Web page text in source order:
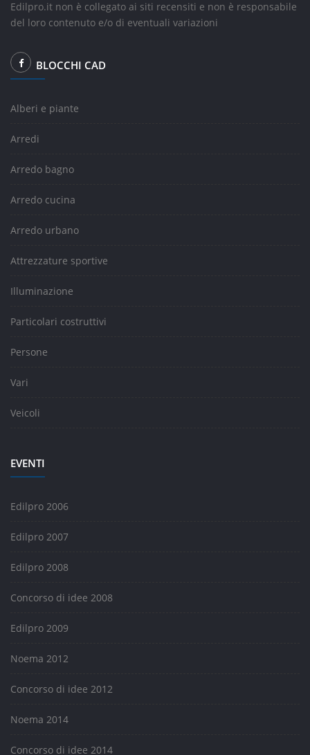
Edilpro.it non è collegato ai siti recensiti e non è responsabile
del loro contenuto e/o di eventuali variazioni
BLOCCHI CAD
Alberi e piante
Arredi
Arredo bagno
Arredo cucina
Arredo urbano
Attrezzature sportive
Illuminazione
Particolari costruttivi
Persone
Vari
Veicoli
EVENTI
Edilpro 2006
Edilpro 2007
Edilpro 2008
Concorso di idee 2008
Edilpro 2009
Noema 2012
Concorso di idee 2012
Noema 2014
Concorso di idee 2014